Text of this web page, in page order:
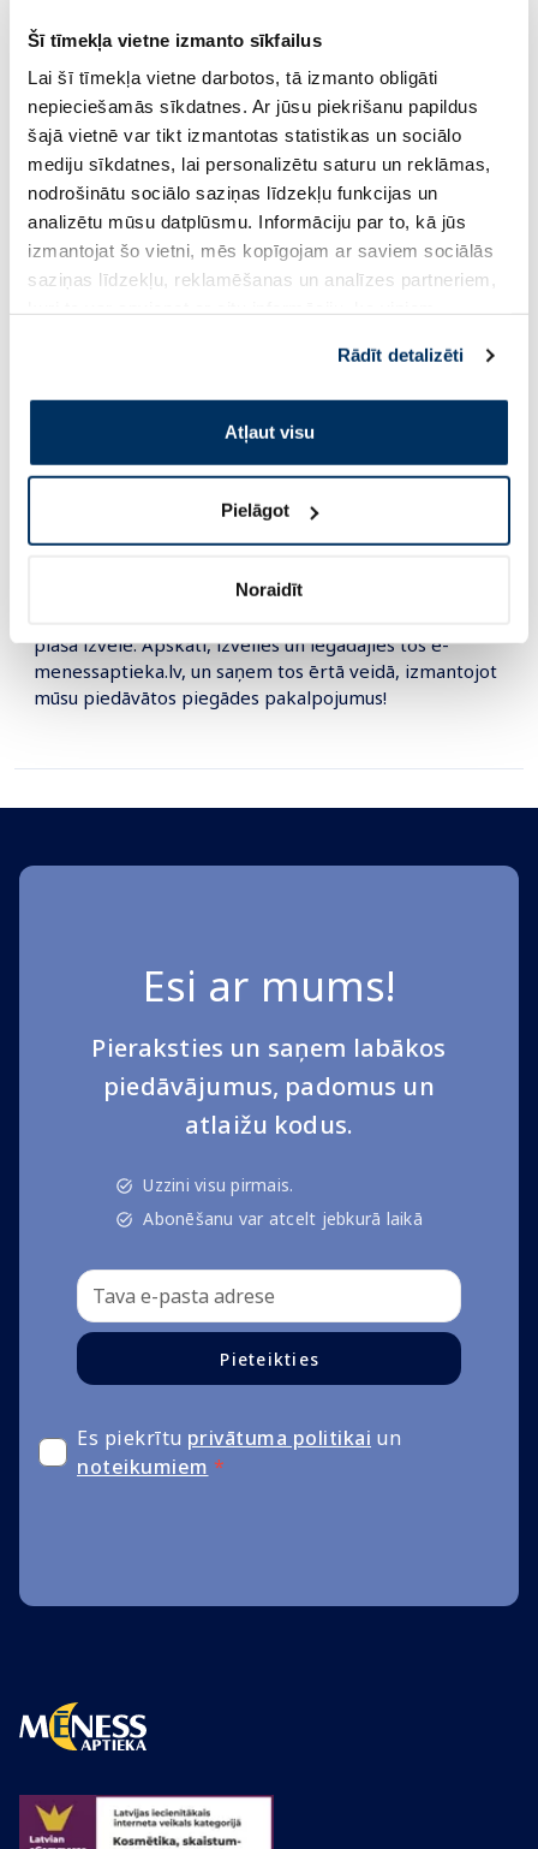
Šī tīmekļa vietne izmanto sīkfailus
Lai šī tīmekļa vietne darbotos, tā izmanto obligāti
nepieciešamās sīkdatnes. Ar jūsu piekrišanu papildus
šajā vietnē var tikt izmantotas statistikas un sociālo
mediju sīkdatnes, lai personalizētu saturu un reklāmas,
nodrošinātu sociālo saziņas līdzekļu funkcijas un
analizētu mūsu datplūsmu. Informāciju par to, kā jūs
izmantojat šo vietni, mēs kopīgojam ar saviem sociālās
saziņas līdzekļu, reklamēšanas un analīzes partneriem,
pakalpojumus. Ja piekrītat šo papildu sīkdatņu
izmantošanai, lūdzu, atzīmējiet savu izvēli:
Rādīt detalizēti
Atļaut visu
Pielāgot
Noraidīt
Standarta cena: 4.99 €
Jonax produktu piedāvājums
JONAX zīmola farmācijas uzņēmums Jonnex-Farma ir
daļa no Olpha grupas, kurā ietilpst tādi atpazīstami
ražotāji kā Silvanols un Rīgas Farmaceitiskā Fabrika,
kas lepojas ar daudzu gadu pieredzi uztura
bagātinātāju, medicīnisko ierīču, kosmētikas un
bezrecepšu (OTC) medikamentu izstrādē un ražošanā.
piemeklētām aktīvo vielu kompozīcijām, kuras
piemērotas patērētājiem dažādos dzīves posmos un
JONAX produktu portfolio ietver vairāk nekā 100
produktus, kas iepriekš izvērtēti un izstrādāti
plašā izvēlē. Apskati, izvēlies un iegādājies tos e-
menessaptieka.lv, un saņem tos ērtā veidā, izmantojot
mūsu piedāvātos piegādes pakalpojumus!
Esi ar mums!
Pieraksties un saņem labākos
piedāvājumus, padomus un
atlaižu kodus.
Uzzini visu pirmais.
Abonēšanu var atcelt jebkurā laikā
Pieteikties
Es piekrītu privātuma politikai un
noteikumiem *